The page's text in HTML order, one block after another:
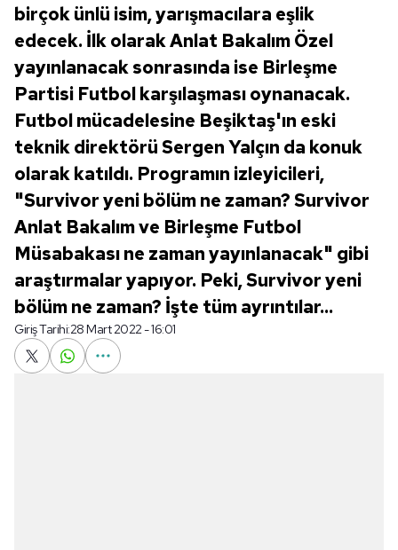
birçok ünlü isim, yarışmacılara eşlik
edecek. İlk olarak Anlat Bakalım Özel
yayınlanacak sonrasında ise Birleşme
Partisi Futbol karşılaşması oynanacak.
Futbol mücadelesine Beşiktaş'ın eski
teknik direktörü Sergen Yalçın da konuk
olarak katıldı. Programın izleyicileri,
"Survivor yeni bölüm ne zaman? Survivor
Anlat Bakalım ve Birleşme Futbol
Müsabakası ne zaman yayınlanacak" gibi
araştırmalar yapıyor. Peki, Survivor yeni
bölüm ne zaman? İşte tüm ayrıntılar...
Giriş Tarihi:28 Mart 2022 - 16:01